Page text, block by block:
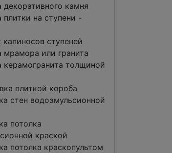
декоративного камня
плитки на ступени -
ступеней
мрамора или гранита
керамогранита толщиной
плиткой короба
стен водоэмульсионной
потолка
краской
потолка краскопультом